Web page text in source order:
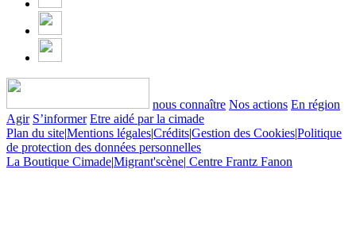
nous connaître Nos actions En région
Agir S’informer Etre aidé par la cimade
Plan du site|Mentions légales|Crédits|Gestion des Cookies|Politique
de protection des données personnelles
La Boutique Cimade|Migrant'scène| Centre Frantz Fanon